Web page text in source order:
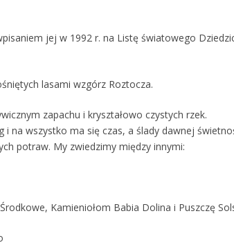
jej w 1992 r. na Listę światowego
lasami wzgórz Roztocza.
zapachu i kryształowo czystych rzek.
i na wszystko ma się czas, a ślady dawnej
potraw. My zwiedzimy między innymi:
Kamieniołom Babia Dolina i Puszczę